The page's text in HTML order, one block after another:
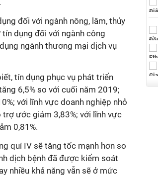
đối với ngành nông, lâm, thủy
dụng đối với ngành công
ngành thương mại dịch vụ
tín dụng phục vụ phát triển
6,5% so với cuối năm 2019;
với lĩnh vực doanh nghiệp nhỏ
ước giảm 3,83%; với lĩnh vực
0,81%.
quí IV sẽ tăng tốc mạnh hơn so
dịch bệnh đã được kiểm soát
nhiều khả năng vẫn sẽ ở mức